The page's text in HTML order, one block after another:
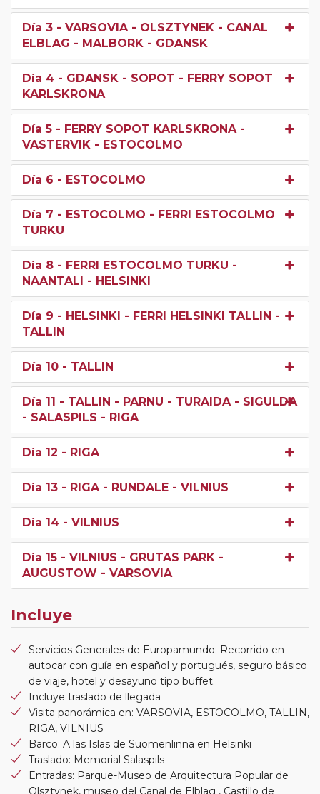
Día 3 - VARSOVIA - OLSZTYNEK - CANAL
ELBLAG - MALBORK - GDANSK
Día 4 - GDANSK - SOPOT - FERRY SOPOT
KARLSKRONA
Día 5 - FERRY SOPOT KARLSKRONA -
VASTERVIK - ESTOCOLMO
Día 6 - ESTOCOLMO
Día 7 - ESTOCOLMO - FERRI ESTOCOLMO
TURKU
Día 8 - FERRI ESTOCOLMO TURKU -
NAANTALI - HELSINKI
Día 9 - HELSINKI - FERRI HELSINKI TALLIN -
TALLIN
Día 10 - TALLIN
Día 11 - TALLIN - PARNU - TURAIDA - SIGULDA
- SALASPILS - RIGA
Día 12 - RIGA
Día 13 - RIGA - RUNDALE - VILNIUS
Día 14 - VILNIUS
Día 15 - VILNIUS - GRUTAS PARK -
AUGUSTOW - VARSOVIA
Incluye
Servicios Generales de Europamundo: Recorrido en
autocar con guía en español y portugués, seguro básico
de viaje, hotel y desayuno tipo buffet.
Incluye traslado de llegada
Visita panorámica en: VARSOVIA, ESTOCOLMO, TALLIN,
RIGA, VILNIUS
Barco: A las Islas de Suomenlinna en Helsinki
Traslado: Memorial Salaspils
Entradas: Parque-Museo de Arquitectura Popular de
Olsztynek, museo del Canal de Elblag , Castillo de